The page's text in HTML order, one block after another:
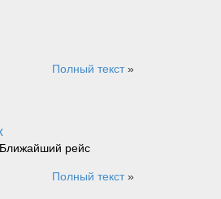
Полный текст»
рейс
Полный текст»